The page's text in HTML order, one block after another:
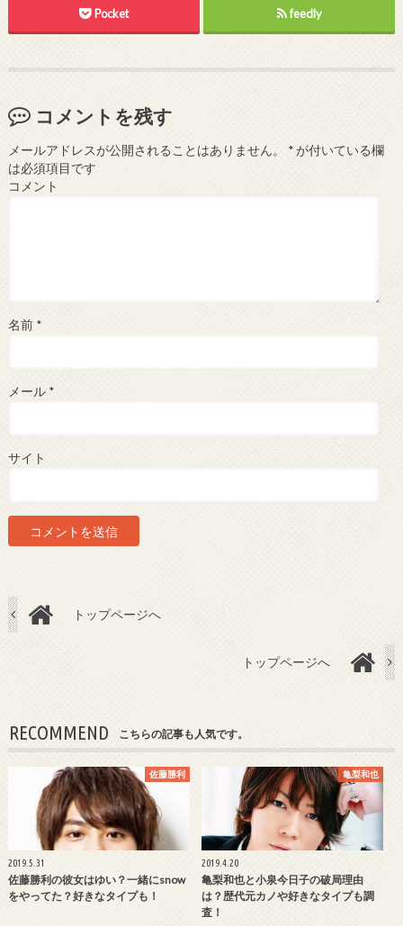
Pocket feedly
コメントを残す
メールアドレスが公開されることはありません。 *が付いている欄
は必須項目です
コメント
名前 *
メール *
サイト
トップページへ
トップページへ
RECOMMEND こちらの記事も人気です。
佐藤勝利
2019.5.31
佐藤勝利の彼女はゆい？一緒にsnow
をやってた？好きなタイプも！
亀梨和也
2019.4.20
亀梨和也と小泉今日子の破局理由
は？歴代元カノや好きなタイプも調
査！